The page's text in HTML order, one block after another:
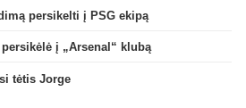
persikelti į PSG ekipą
į „Arsenal“ klubą
tėtis Jorge